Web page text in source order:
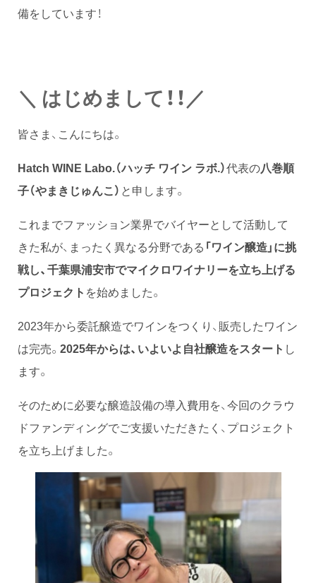
備をしています！
＼ はじめまして！！／
皆さま、こんにちは。
Hatch WINE Labo.（ハッチ ワイン ラボ.）代表の八巻順
子（やまきじゅんこ） と申します。
これまでファッション業界でバイヤーとして活動して
きた私が、まったく異なる分野である 「ワイン醸造」に挑
戦し、千葉県浦安市でマイクロワイナリーを立ち上げる
プロジェクト を始めました。
2023年から委託醸造でワインをつくり、販売したワイン
は完売。 2025年からは、いよいよ自社醸造をスタート し
ます。
そのために必要な醸造設備の導入費用を、今回のクラウ
ドファンディングでご支援いただきたく、プロジェクト
を立ち上げました。